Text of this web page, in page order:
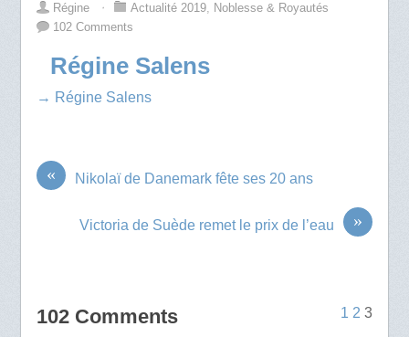
Régine ⋅ Actualité 2019, Noblesse & Royautés
102 Comments
Régine Salens
→ Régine Salens
« Nikolaï de Danemark fête ses 20 ans
»
Victoria de Suède remet le prix de l’eau
102 Comments 1 2 3